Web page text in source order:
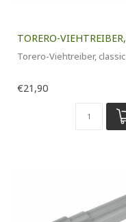
TORERO-VIEHTREIBER,
Torero-Viehtreiber, classic
€21,90